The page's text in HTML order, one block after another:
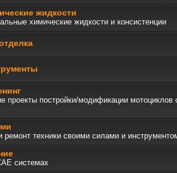
жидкости
химические жидкости и консистенции
проекты постройки/модификации мотоциклов
ремонт техники своими силами и
системах